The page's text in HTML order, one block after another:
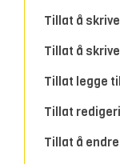
Tillat å
Tillat å
Tillat legge
Tillat
Tillat å